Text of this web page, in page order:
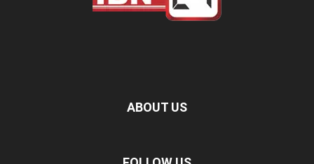
ABOUT US